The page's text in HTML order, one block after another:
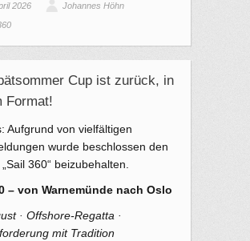
2026
Johannes Höhn
Cup ist zurück, in
Format!
Aufgrund von vielfältigen
wurde beschlossen den
360“ beizubehalten.
– von Warnemünde nach Oslo
· Offshore-Regatta ·
mit Tradition